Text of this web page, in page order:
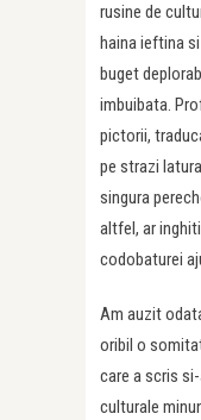
rusine de
haina ieftina
buget
imbuibata.
pictorii,
pe strazi
singura
altfel, ar
codobaturei
Am auzit
oribil o
care a scris
culturale